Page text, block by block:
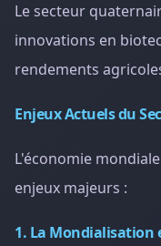
Le secteur
innovations en
rendements
Enjeux Actuels du
L'économie
enjeux majeurs :
1. La Mondialisation